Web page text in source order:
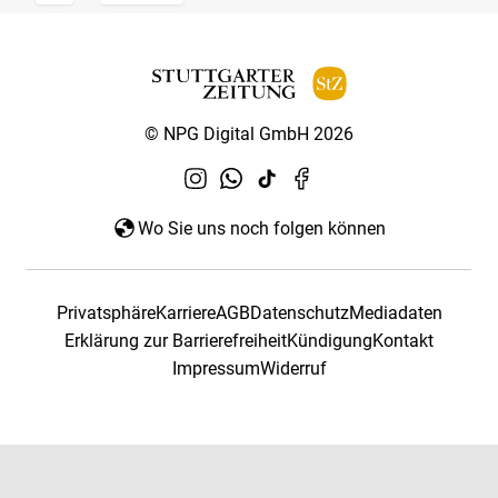
© NPG Digital GmbH 2026
Wo Sie uns noch folgen können
PrivatsphäreKarriereAGBDatenschutzMediadaten
Erklärung zur BarrierefreiheitKündigungKontakt
ImpressumWiderruf